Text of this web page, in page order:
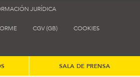
JURÍDICA
CGV (GB) COOKIES
SALA DE PRENSA